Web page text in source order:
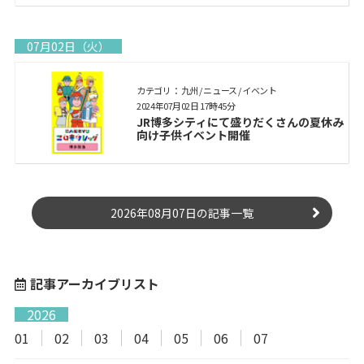
07月02日（火）
カテゴリ： 九州 / ニュース / イベント
JR博多シティにて盛りだくさんの夏休み
向け子供イベント開催
2024年07月02日 17時45分
2026年08月07日の記事一覧
記事アーカイブリスト
2026
01
02 03 04 05 06 07